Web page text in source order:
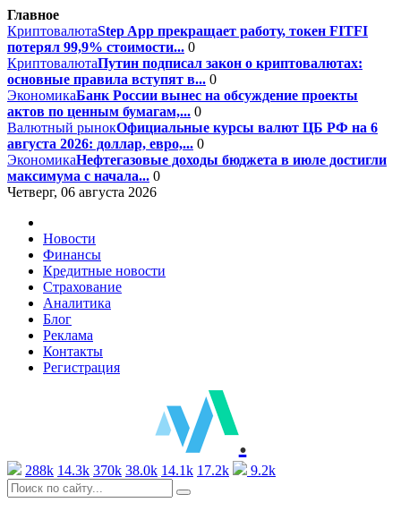
Главное
КриптовалютаStep App прекращает работу, токен FITFI
потерял 99,9% стоимости... 0
КриптовалютаПутин подписал закон о криптовалютах:
основные правила вступят в... 0
ЭкономикаБанк России вынес на обсуждение проекты
актов по ценным бумагам,... 0
Валютный рынокОфициальные курсы валют ЦБ РФ на 6
августа 2026: доллар, евро,... 0
ЭкономикаНефтегазовые доходы бюджета в июле достигли
максимума с начала... 0
Четверг, 06 августа 2026
Новости
Финансы
Кредитные новости
Страхование
Аналитика
Блог
Реклама
Контакты
Регистрация
.
288k 14.3k 370k 38.0k 14.1k 17.2k 9.2k